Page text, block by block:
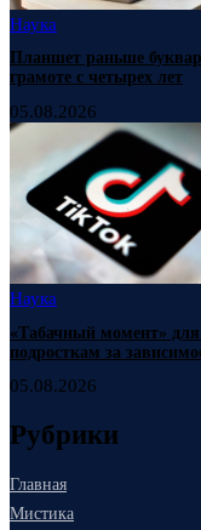
Наука
Планшет раньше
грамоте с четырех лет
05.08.2026
Наука
«Табачный момент»
подросткам за
05.08.2026
Рубрики
Главная
Мистика